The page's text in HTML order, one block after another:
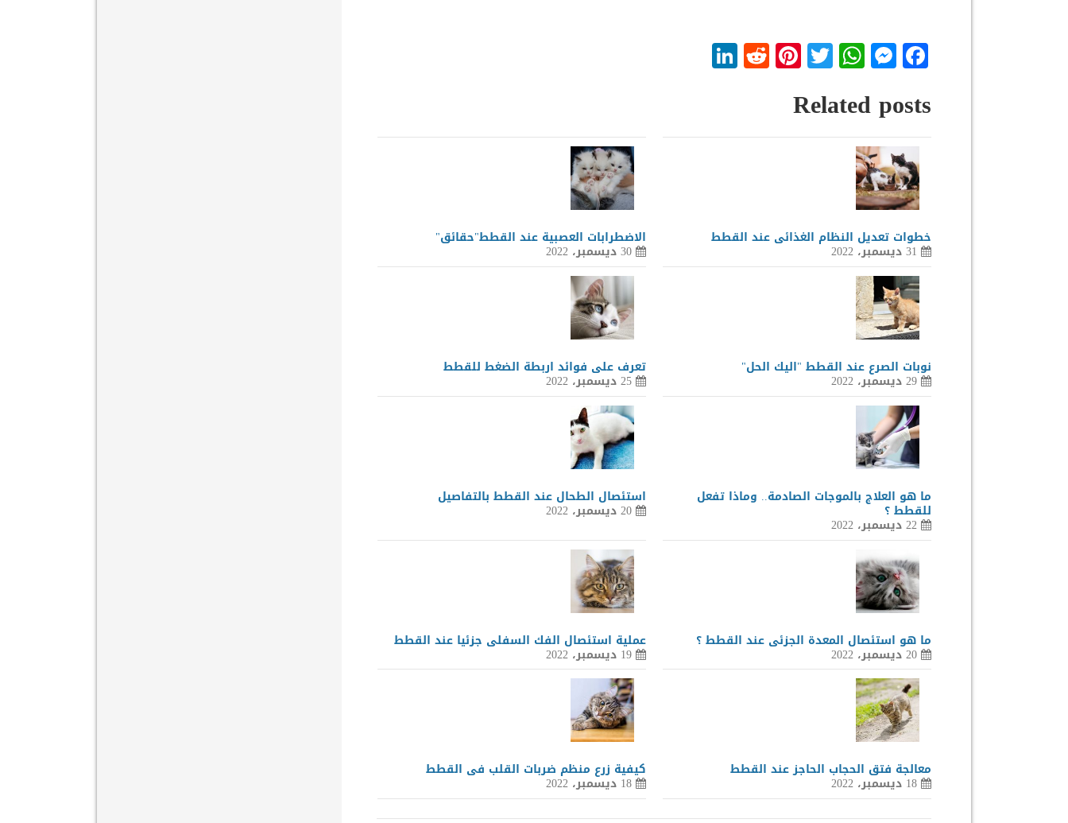
Facebook
Messenger
WhatsApp
Twitter
Pinterest
Reddit
Related posts
خطوات تعديل النظام الغذائى عند القطط
31 ديسمبر، 2022
الاضطرابات العصبية عند القطط"حقائق"
30 ديسمبر، 2022
نوبات الصرع عند القطط "اليك الحل"
29 ديسمبر، 2022
تعرف على فوائد اربطة الضغط للقطط
25 ديسمبر، 2022
ما هو العلاج بالموجات الصادمة.. وماذا تفعل
للقطط ؟
22 ديسمبر، 2022
استئصال الطحال عند القطط بالتفاصيل
20 ديسمبر، 2022
ما هو استئصال المعدة الجزئى عند القطط ؟
20 ديسمبر، 2022
عملية استئصال الفك السفلى جزئيا عند القطط
19 ديسمبر، 2022
معالجة فتق الحجاب الحاجز عند القطط
18 ديسمبر، 2022
كيفية زرع منظم ضربات القلب فى القطط
18 ديسمبر، 2022